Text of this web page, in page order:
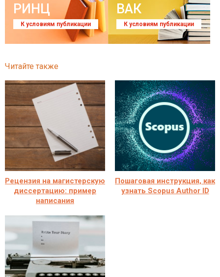
РИНЦ
К условиям публикации
ВАК
К условиям публикации
Читайте также
Рецензия на магистерскую
диссертацию: пример
написания
Пошаговая инструкция, как
узнать Scopus Author ID